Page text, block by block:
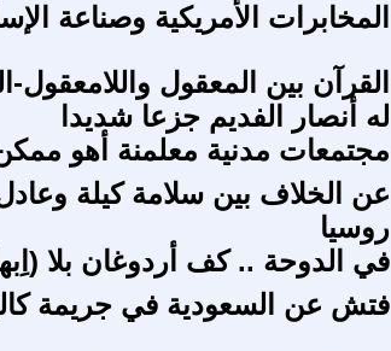
المخابرات الأمريكية وصناعة
القرآن بين المعقول واللامعقول-
له أنصار الفديم جزعا شديدا
مجتمعات مدنية معلمنة أهو
عن الخلاف بين سلامة كيلة
روسيا
في الدوحة .. كف أردوغان بلا
فتش عن السعودية في جريمة